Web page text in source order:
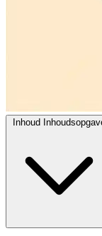
Inhoud